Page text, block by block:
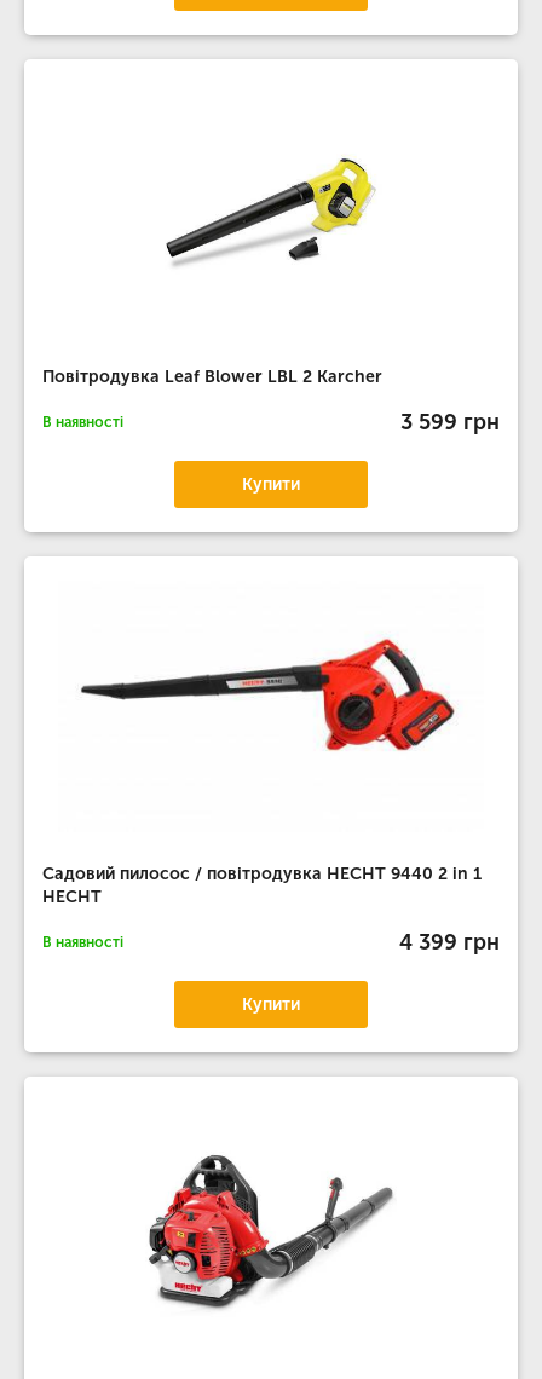
Повітродувка Leaf Blower LBL 2 Karcher
В наявності 3 599 грн
Купити
Садовий пилосос / повітродувка HECHT 9440 2 in 1
HECHT
В наявності 4 399 грн
Купити